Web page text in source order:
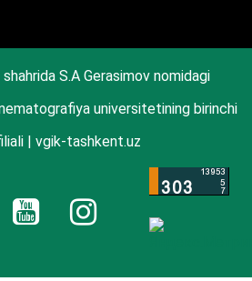
S.A Gerasimov nomidagi
universitetining birinchi
| vgik-tashkent.uz